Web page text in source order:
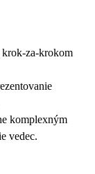
komplexným
vedec.